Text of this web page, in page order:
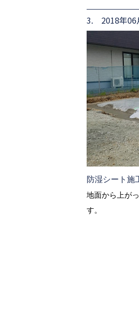
3. 2018年06
防湿シート施
地面から上が
す。